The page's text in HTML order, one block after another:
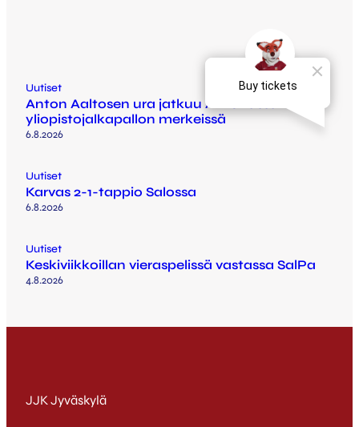
Uutiset
Anton Aaltosen ura jatkuu Arizonassa
yliopistojalkapallon merkeissä
6.8.2026
Uutiset
Karvas 2-1-tappio Salossa
6.8.2026
Uutiset
Keskiviikkoillan vieraspelissä vastassa SalPa
4.8.2026
JJK Jyväskylä